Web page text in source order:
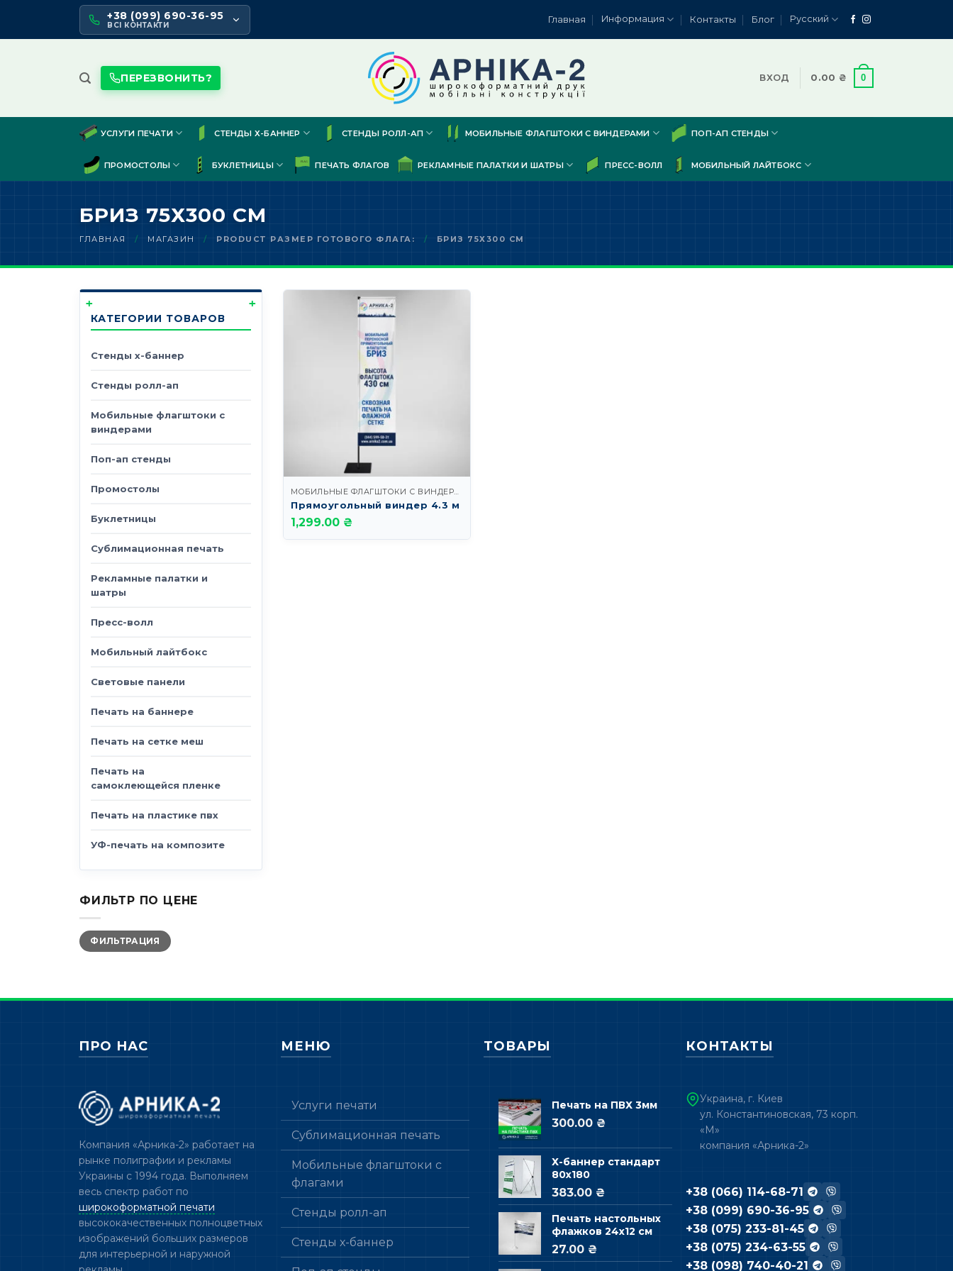
content
+38 (099) 690-36-95
ВСІ КОНТАКТИ
Главная Информация Контакты Блог Русский
ПЕРЕЗВОНИТЬ? ВХОД 0.00 ₴ 0
УСЛУГИ ПЕЧАТИ СТЕНДЫ Х-БАННЕР СТЕНДЫ РОЛЛ-АП МОБИЛЬНЫЕ ФЛАГШТОКИ С ВИНДЕРАМИ ПОП-АП СТЕНДЫ
ПРОМОСТОЛЫ БУКЛЕТНИЦЫ ПЕЧАТЬ ФЛАГОВ РЕКЛАМНЫЕ ПАЛАТКИ И ШАТРЫ ПРЕСС-ВОЛЛ МОБИЛЬНЫЙ ЛАЙТБОКС
БРИЗ 75Х300 СМ
ГЛАВНАЯ / МАГАЗИН / PRODUCT РАЗМЕР ГОТОВОГО ФЛАГА: / БРИЗ 75Х300 СМ
КАТЕГОРИИ ТОВАРОВ
Стенды х-баннер
Стенды ролл-ап
Мобильные флагштоки с
виндерами
Поп-ап стенды
Промостолы
Буклетницы
Сублимационная печать
Рекламные палатки и
шатры
Пресс-волл
Мобильный лайтбокс
Световые панели
Печать на баннере
Печать на сетке меш
Печать на
самоклеющейся пленке
Печать на пластике пвх
УФ-печать на композите
ФИЛЬТР ПО ЦЕНЕ
Минимальная
цена
Максимальная
ценаФИЛЬТРАЦИЯ
МОБИЛЬНЫЕ ФЛАГШТОКИ С ВИНДЕРАМИ
Прямоугольный виндер 4.3 м
1,299.00 ₴
ПРО НАС
Компания «Арника-2» работает на
рынке полиграфии и рекламы
Украины с 1994 года. Выполняем
весь спектр работ по
широкоформатной печати
высококачественных полноцветных
изображений больших размеров
для интерьерной и наружной
МЕНЮ
Услуги печати
Сублимационная печать
Мобильные флагштоки с
флагами
Стенды ролл-ап
Стенды х-баннер
ТОВАРЫ
Печать на ПВХ 3мм
300.00 ₴
Х-баннер стандарт
80х180
383.00 ₴
Печать настольных
флажков 24х12 см
27.00 ₴
КОНТАКТЫ
Украина, г. Киев
ул. Константиновская, 73 корп.
«М»
компания «Арника-2»
+38 (066) 114-68-71
+38 (099) 690-36-95
+38 (075) 233-81-45
+38 (075) 234-63-55
+38 (098) 740-40-21